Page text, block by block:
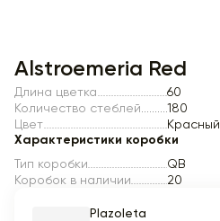
Item 1 of 1
Alstroemeria Red
Длина цветка
60
Количество стеблей
180
Цвет
Красный
Характеристики коробки
Тип коробки
QB
Коробок в наличии
20
Plazoleta